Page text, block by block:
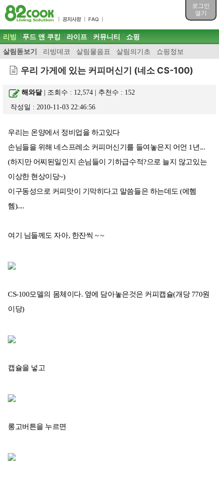
로그인
열기
목차
주메뉴 바로가기
컨텐츠 바로가기
검색 바로가기
로그인 바로가기
주메뉴
리빙
살림돋보기 리빙데코 살림물음표 살림의기초 쇼핑정보
푸드 앤 쿠킹 라이프 커뮤니티 쇼핑
우리 가게에 있는 커피머신기 (네소 CS-100)
해와달| 조회수 : 12,574 | 추천수 : 152
작성일 : 2010-11-03 22:46:56
우리는 온양에서 정비업을 하고있다
손님들을 위해 네스프레소 커피머신기를 들여놓은지 어언 1년...
(하지만 어찌된일인지 손님들이 기하급수적?으로 늘지 않고있는
이상한 현상이당~)
이구동성으로 커피맛이 기막히다고 말씀들은 하는데도 (에헴
헴)....
여기 님들께도 자아, 한잔씩 ~ ~
CS-100모델의 몸체이다. 옆에 담아놓은것은 커피캡슐(개당 770원
이당)
캡슐을 넣고
롱고버튼을 누르면